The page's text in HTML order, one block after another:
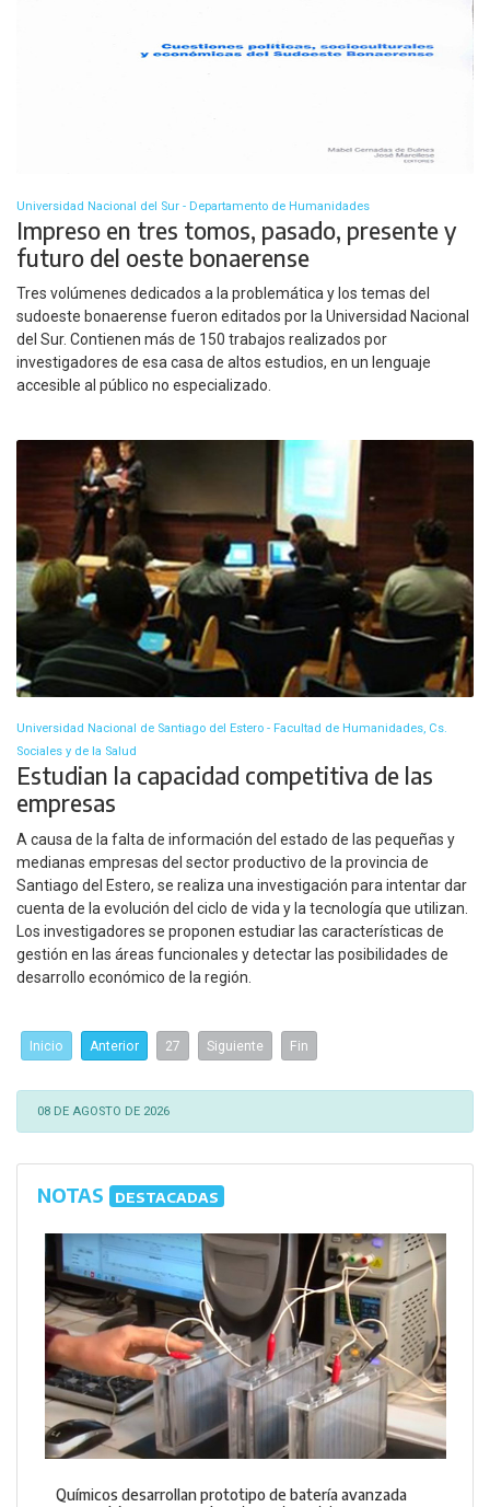
Universidad Nacional del Sur - Departamento de Humanidades
Impreso en tres tomos, pasado, presente y
futuro del oeste bonaerense
Tres volúmenes dedicados a la problemática y los temas del
sudoeste bonaerense fueron editados por la Universidad Nacional
del Sur. Contienen más de 150 trabajos realizados por
investigadores de esa casa de altos estudios, en un lenguaje
accesible al público no especializado.
Universidad Nacional de Santiago del Estero - Facultad de Humanidades, Cs.
Sociales y de la Salud
Estudian la capacidad competitiva de las
empresas
A causa de la falta de información del estado de las pequeñas y
medianas empresas del sector productivo de la provincia de
Santiago del Estero, se realiza una investigación para intentar dar
cuenta de la evolución del ciclo de vida y la tecnología que utilizan.
Los investigadores se proponen estudiar las características de
gestión en las áreas funcionales y detectar las posibilidades de
desarrollo económico de la región.
Inicio Anterior 27 Siguiente Fin
08 DE AGOSTO DE 2026
NOTAS DESTACADAS
Químicos desarrollan prototipo de batería avanzada